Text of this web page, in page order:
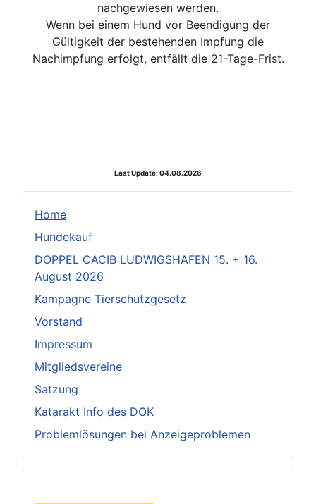
Home
Hundekauf
DOPPEL CACIB LUDWIGSHAFEN 15. + 16.
August 2026
Kampagne Tierschutzgesetz
Vorstand
Impressum
Mitgliedsvereine
Satzung
Katarakt Info des DOK
Problemlösungen bei Anzeigeproblemen
nachgewiesen werden.
Wenn bei einem Hund vor Beendigung der
Gültigkeit der bestehenden Impfung die
Nachimpfung erfolgt, entfällt die 21-Tage-Frist.
Last Update: 04.08.2026